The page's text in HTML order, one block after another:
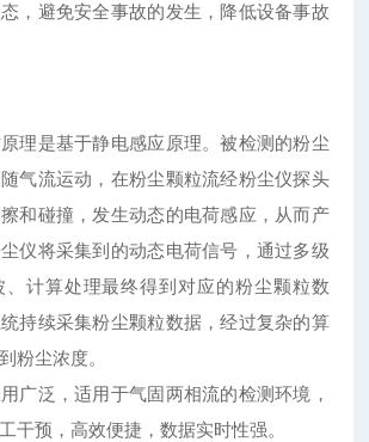
，避免安全事故的发生，降低设备事故
理是基于静电感应原理。被检测的粉尘
气流运动，在粉尘颗粒流经粉尘仪探头
和碰撞，发生动态的电荷感应，从而产
仪将采集到的动态电荷信号，通过多级
、计算处理最终得到对应的粉尘颗粒数
持续采集粉尘颗粒数据，经过复杂的算
粉尘浓度。
广泛，适用于气固两相流的检测环境，
干预，高效便捷，数据实时性强。